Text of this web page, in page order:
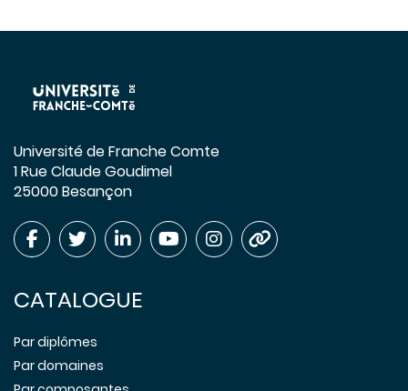
Université de Franche Comte
1 Rue Claude Goudimel
25000 Besançon
CATALOGUE
Par diplômes
Par domaines